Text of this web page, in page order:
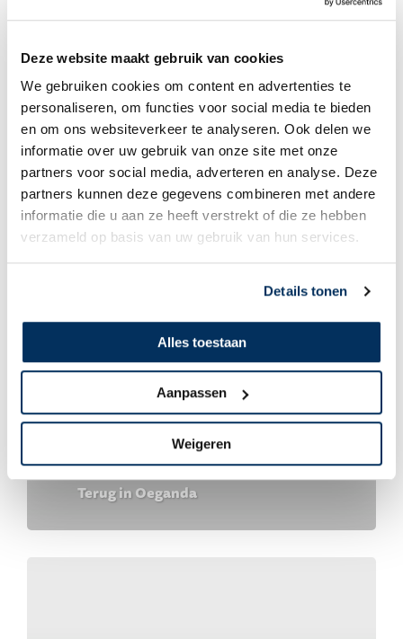
Deze website maakt gebruik van cookies
We gebruiken cookies om content en advertenties te
personaliseren, om functies voor social media te bieden
en om ons websiteverkeer te analyseren. Ook delen we
informatie over uw gebruik van onze site met onze
partners voor social media, adverteren en analyse. Deze
partners kunnen deze gegevens combineren met andere
informatie die u aan ze heeft verstrekt of die ze hebben
verzameld op basis van uw gebruik van hun services.
Details tonen
Alles toestaan
Aanpassen
Weigeren
Kees & Ilonka Barendse
Voorbereiding nieuwe staf
Kees & Ilonka Barendse
Terug in Oeganda